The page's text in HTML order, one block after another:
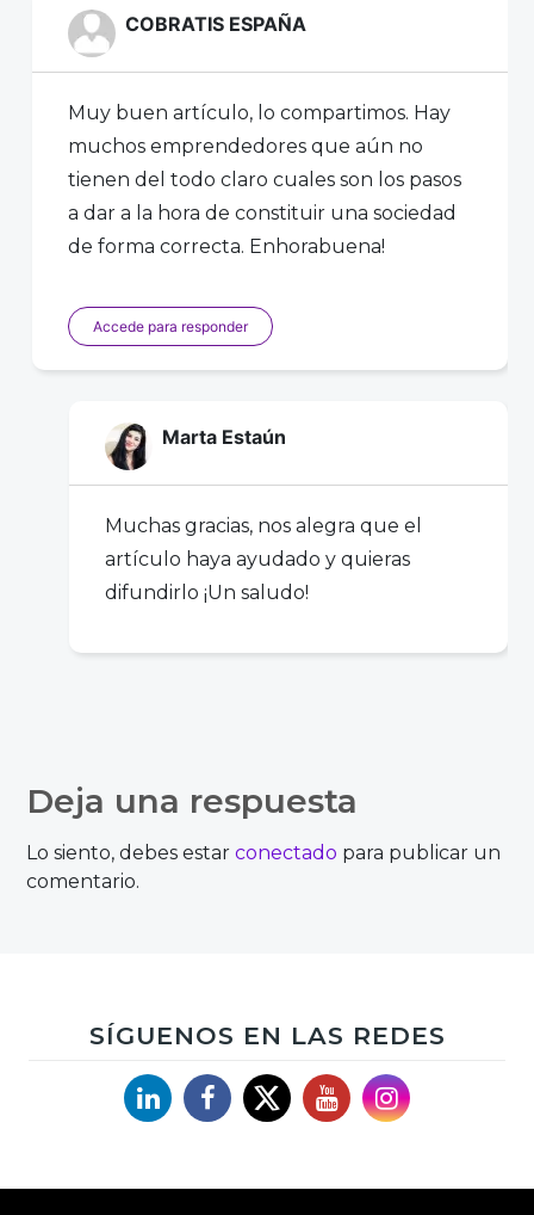
COBRATIS ESPAÑA
Muy buen artículo, lo compartimos. Hay
muchos emprendedores que aún no
tienen del todo claro cuales son los pasos
a dar a la hora de constituir una sociedad
de forma correcta. Enhorabuena!
Accede para responder
Marta Estaún
Muchas gracias, nos alegra que el
artículo haya ayudado y quieras
difundirlo ¡Un saludo!
de forma estupenda a todos los que se
de más conocer lo más básico.
Accede para responder
Deja una respuesta
Lo siento, debes estarconectado para publicar un
comentario.
SÍGUENOS EN LAS REDES
LinkedinFacebook
X YouTubeInstagram